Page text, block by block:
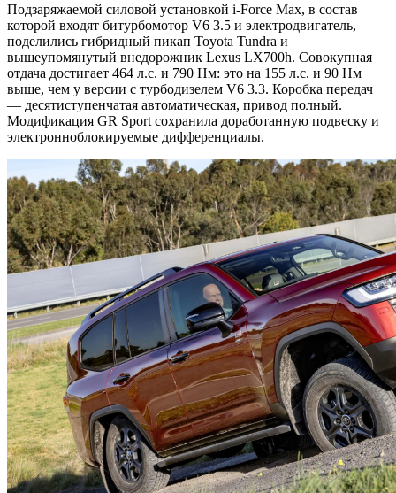
Подзаряжаемой силовой установкой i-Force Max, в состав
которой входят битурбомотор V6 3.5 и электродвигатель,
поделились гибридный пикап Toyota Tundra и
вышеупомянутый внедорожник Lexus LX700h. Совокупная
отдача достигает 464 л.с. и 790 Нм: это на 155 л.с. и 90 Нм
выше, чем у версии с турбодизелем V6 3.3. Коробка передач
— десятиступенчатая автоматическая, привод полный.
Модификация GR Sport сохранила доработанную подвеску и
электронноблокируемые дифференциалы.